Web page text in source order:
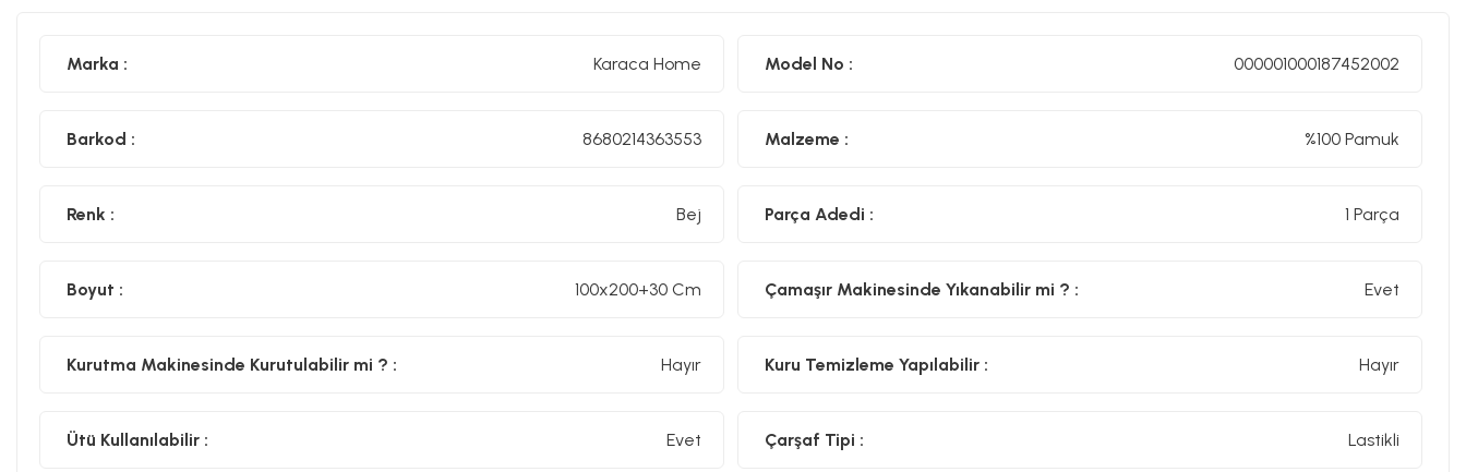
Marka : Karaca Home Model No : 000001000187452002
Barkod : 8680214363553 Malzeme : %100 Pamuk
Renk : Bej Parça Adedi : 1 Parça
Boyut : 100x200+30 Cm Çamaşır Makinesinde Yıkanabilir mi ? : Evet
Kurutma Makinesinde Kurutulabilir mi ? : Hayır Kuru Temizleme Yapılabilir : Hayır
Ütü Kullanılabilir : Evet Çarşaf Tipi : Lastikli